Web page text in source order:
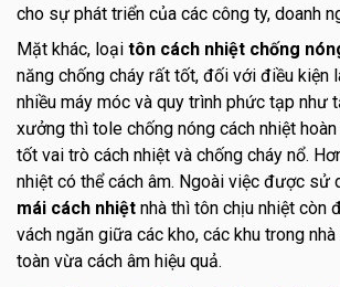
cho sự phát triển của các công ty, doanh
Mặt khác, loại tôn cách nhiệt chống
năng chống cháy rất tốt, đối với điều kiện
nhiều máy móc và quy trình phức tạp như
xưởng thì tole chống nóng cách nhiệt
tốt vai trò cách nhiệt và chống cháy nổ.
nhiệt có thể cách âm. Ngoài việc được sử
mái cách nhiệt nhà thì tôn chịu nhiệt còn
vách ngăn giữa các kho, các khu trong
toàn vừa cách âm hiệu quả.